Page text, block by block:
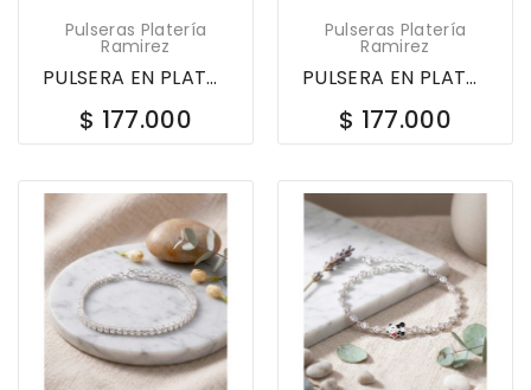
Pulseras Platería
Ramirez
PULSERA EN PLATA LEY 925 TENIS CON CIRCONES 610156
$ 177.000
Pulseras Platería
Ramirez
PULSERA EN PLATA LEY 925 TENIS CON CIRCONES 610150
$ 177.000